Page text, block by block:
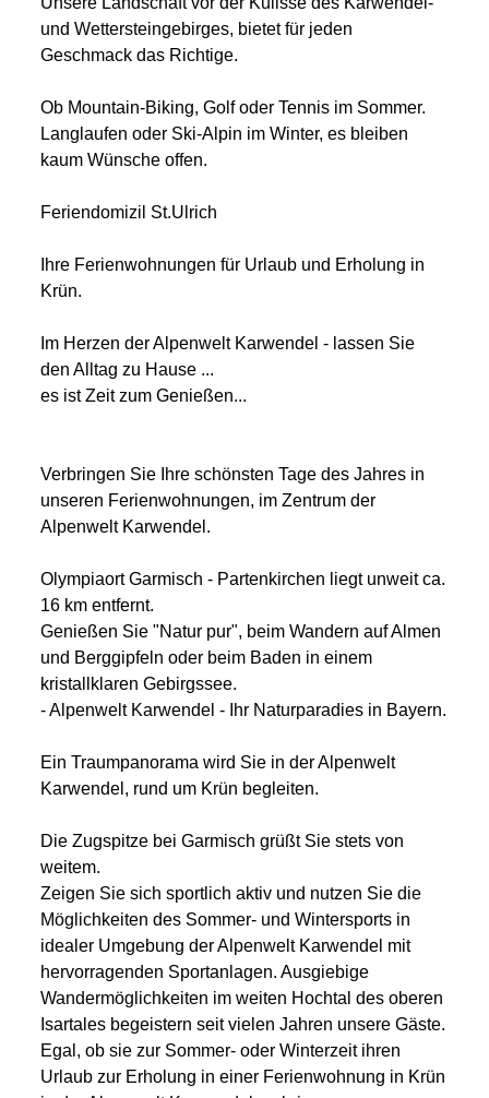
und Wettersteingebirges, bietet für jeden
Geschmack das Richtige.
Ob Mountain-Biking, Golf oder Tennis im Sommer.
Langlaufen oder Ski-Alpin im Winter, es bleiben
kaum Wünsche offen.
Feriendomizil St.Ulrich
Ihre Ferienwohnungen für Urlaub und Erholung in
Krün.
Im Herzen der Alpenwelt Karwendel - lassen Sie
den Alltag zu Hause ...
es ist Zeit zum Genießen...
Verbringen Sie Ihre schönsten Tage des Jahres in
unseren Ferienwohnungen, im Zentrum der
Alpenwelt Karwendel.
Olympiaort Garmisch - Partenkirchen liegt unweit ca.
16 km entfernt.
Genießen Sie "Natur pur", beim Wandern auf Almen
und Berggipfeln oder beim Baden in einem
kristallklaren Gebirgssee.
- Alpenwelt Karwendel - Ihr Naturparadies in Bayern.
Ein Traumpanorama wird Sie in der Alpenwelt
Karwendel, rund um Krün begleiten.
Die Zugspitze bei Garmisch grüßt Sie stets von
weitem.
Zeigen Sie sich sportlich aktiv und nutzen Sie die
Möglichkeiten des Sommer- und Wintersports in
idealer Umgebung der Alpenwelt Karwendel mit
hervorragenden Sportanlagen. Ausgiebige
Wandermöglichkeiten im weiten Hochtal des oberen
Isartales begeistern seit vielen Jahren unsere Gäste.
Egal, ob sie zur Sommer- oder Winterzeit ihren
Urlaub zur Erholung in einer Ferienwohnung in Krün